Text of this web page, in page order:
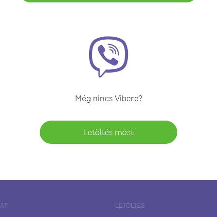
Még nincs Vibere?
Letöltés most
LETÖLTÉS